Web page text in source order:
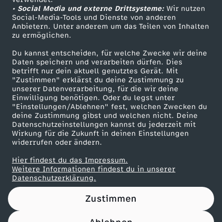
• Social Media und externe Drittsysteme:Wir nutzen
Social-Media-Tools und Dienste von anderen
Anbietern. Unter anderem um das Teilen von Inhalten
zu ermöglichen.
Du kannst entscheiden, für welche Zwecke wir deine
Daten speichern und verarbeiten dürfen. Dies
betrifft nur dein aktuell genutztes Gerät. Mit
"Zustimmen" erklärst du deine Zustimmung zu
unserer Datenverarbeitung, für die wir deine
Einwilligung benötigen. Oder du legst unter
"Einstellungen/Ablehnen" fest, welchen Zwecken du
deine Zustimmung gibst und welchen nicht. Deine
Datenschutzeinstellungen kannst du jederzeit mit
Wirkung für die Zukunft in deinen Einstellungen
widerrufen oder ändern.
Hier findest du das Impressum.
Weitere Informationen findest du in unserer
Datenschutzerklärung.
Zustimmen
k
t
-
D
R
U
C
K
ZDF Unternehmen
Karriere
ZDF goes Schule
Werbefernsehen
Mainzelmännchen
Partner